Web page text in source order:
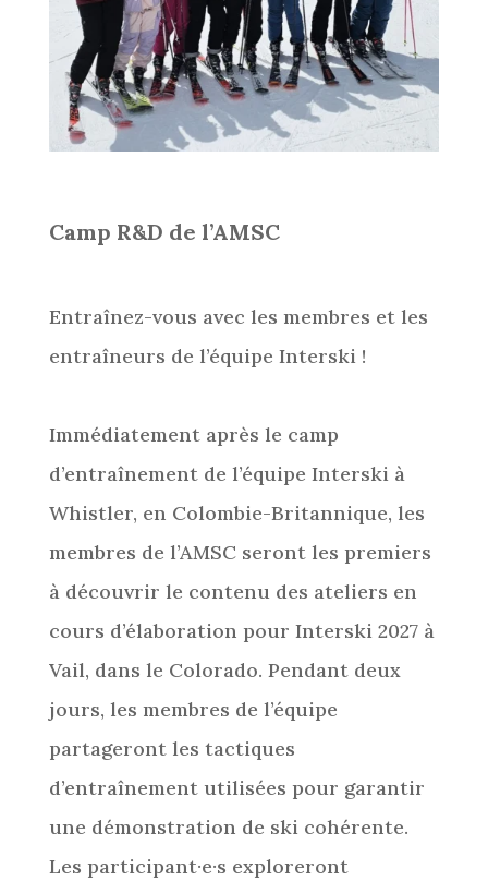
Camp R&D de l’AMSC
Entraînez-vous avec les membres et les
entraîneurs de l’équipe Interski !
Immédiatement après le camp
d’entraînement de l’équipe Interski à
Whistler, en Colombie-Britannique, les
membres de l’AMSC seront les premiers
à découvrir le contenu des ateliers en
cours d’élaboration pour Interski 2027 à
Vail, dans le Colorado. Pendant deux
jours, les membres de l’équipe
partageront les tactiques
d’entraînement utilisées pour garantir
une démonstration de ski cohérente.
Les participant·e·s exploreront